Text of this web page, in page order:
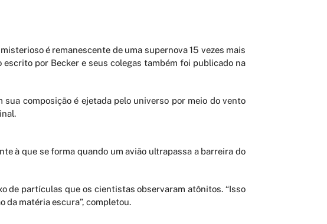
é remanescente de uma supernova 15 vezes mais
por Becker e seus colegas também foi publicado na
composição é ejetada pelo universo por meio do vento
à que se forma quando um avião ultrapassa a barreira do
de partículas que os cientistas observaram atônitos. “Isso
matéria escura”, completou.